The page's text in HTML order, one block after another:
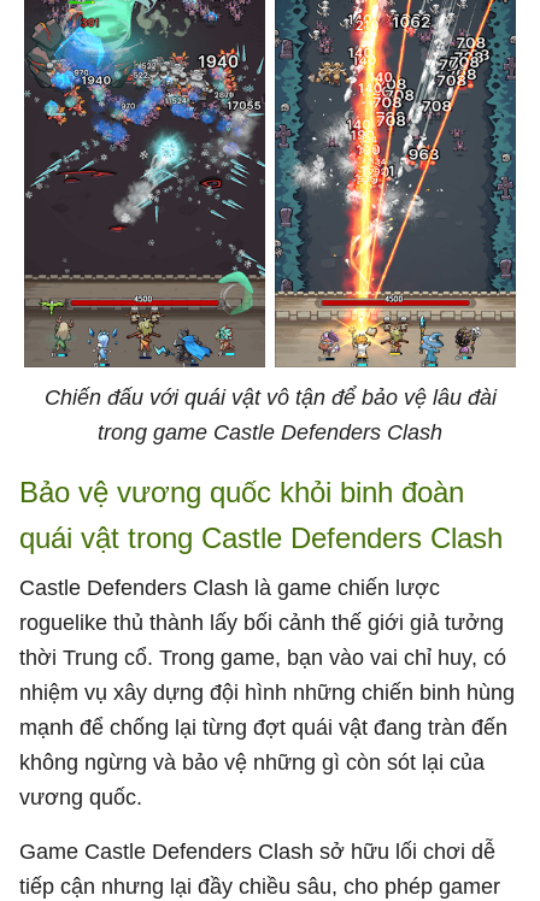
Chiến đấu với quái vật vô tận để bảo vệ lâu đài
trong game Castle Defenders Clash
Bảo vệ vương quốc khỏi binh đoàn
quái vật trong Castle Defenders Clash
Castle Defenders Clash là game chiến lược
roguelike thủ thành lấy bối cảnh thế giới giả tưởng
thời Trung cổ. Trong game, bạn vào vai chỉ huy, có
nhiệm vụ xây dựng đội hình những chiến binh hùng
mạnh để chống lại từng đợt quái vật đang tràn đến
không ngừng và bảo vệ những gì còn sót lại của
vương quốc.
Game Castle Defenders Clash sở hữu lối chơi dễ
tiếp cận nhưng lại đầy chiều sâu, cho phép gamer